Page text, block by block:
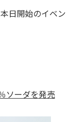
日開始のイベン
ソーダを発売